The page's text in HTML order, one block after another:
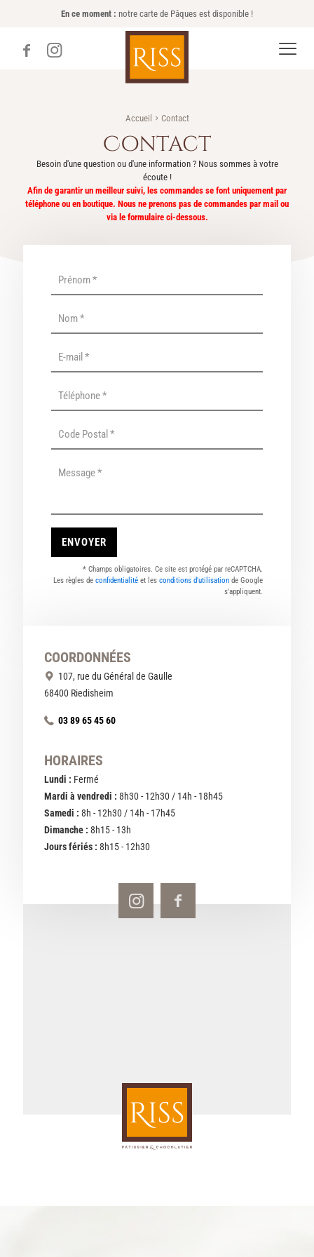
En ce moment : notre carte de Pâques est disponible !
Accueil Contact
Contact
Besoin d'une question ou d'une information ? Nous sommes à votre
écoute !
Afin de garantir un meilleur suivi, les commandes se font uniquement par
téléphone ou en boutique. Nous ne prenons pas de commandes par mail ou
via le formulaire ci-dessous.
* Champs obligatoires. Ce site est protégé par reCAPTCHA.
Les règles de confidentialité et les conditions d'utilisation de Google
s'appliquent.
COORDONNÉES
107, rue du Général de Gaulle
68400 Riedisheim
03 89 65 45 60
HORAIRES
Lundi : Fermé
Mardi à vendredi : 8h30 - 12h30 / 14h - 18h45
Samedi : 8h - 12h30 / 14h - 17h45
Dimanche : 8h15 - 13h
Jours fériés : 8h15 - 12h30